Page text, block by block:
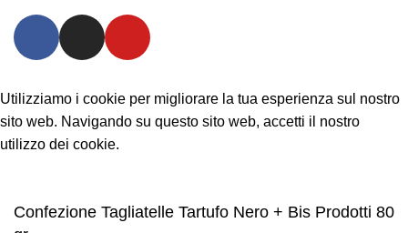
Utilizziamo i cookie per migliorare la tua esperienza sul nostro
sito web. Navigando su questo sito web, accetti il nostro
utilizzo dei cookie.
Confezione Tagliatelle Tartufo Nero + Bis Prodotti 80